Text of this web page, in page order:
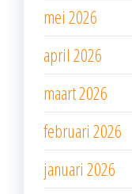
mei 2026
april 2026
maart 2026
februari 2026
januari 2026